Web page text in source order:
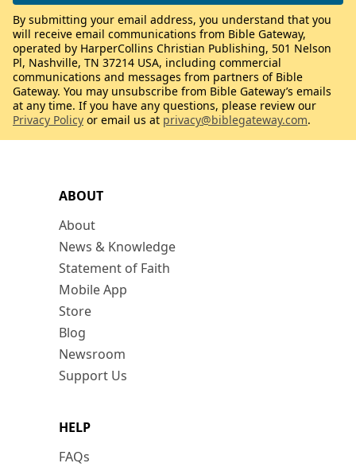
ABOUT
About
News & Knowledge
Statement of Faith
Mobile App
Store
Blog
Newsroom
Support Us
HELP
FAQs
By submitting your email address, you understand that you
will receive email communications from Bible Gateway,
operated by HarperCollins Christian Publishing, 501 Nelson
Pl, Nashville, TN 37214 USA, including commercial
communications and messages from partners of Bible
Gateway. You may unsubscribe from Bible Gateway’s emails
at any time. If you have any questions, please review our
Privacy Policy or email us at privacy@biblegateway.com.